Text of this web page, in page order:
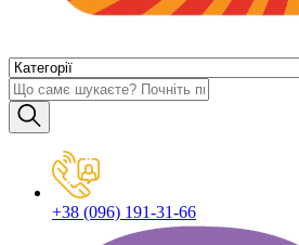
+38 (096) 191-31-66